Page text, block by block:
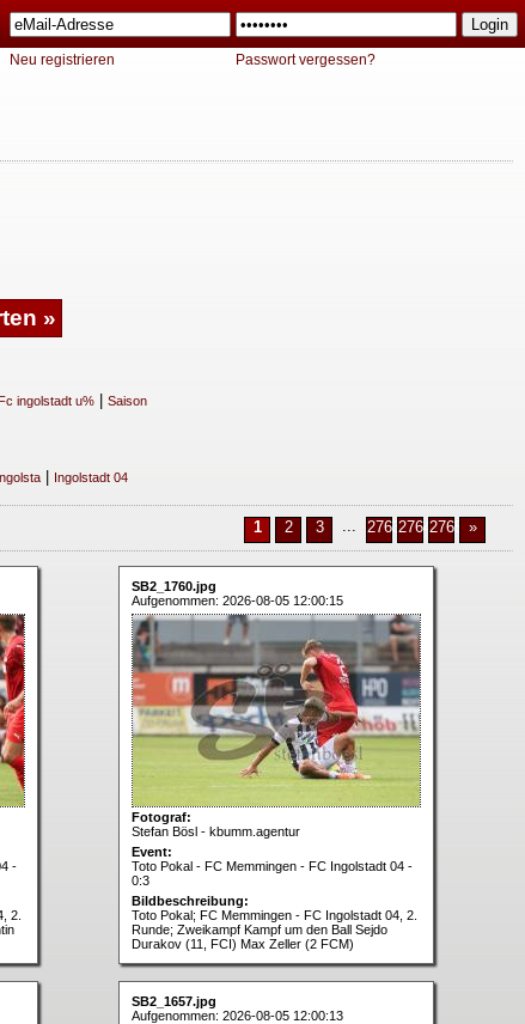
Neu registrieren Passwort vergessen?
ingolstadt u%| Saison
| Ingolstadt 04
1 2 3 276327642765 »
-
2.
SB2_1760.jpg
Aufgenommen: 2026-08-05 12:00:15
Fotograf:
Stefan Bösl - kbumm.agentur
Event:
Toto Pokal - FC Memmingen - FC Ingolstadt 04 -
0:3
Bildbeschreibung:
Toto Pokal; FC Memmingen - FC Ingolstadt 04, 2.
Runde; Zweikampf Kampf um den Ball Sejdo
Durakov (11, FCI) Max Zeller (2 FCM)
SB2_1657.jpg
Aufgenommen: 2026-08-05 12:00:13